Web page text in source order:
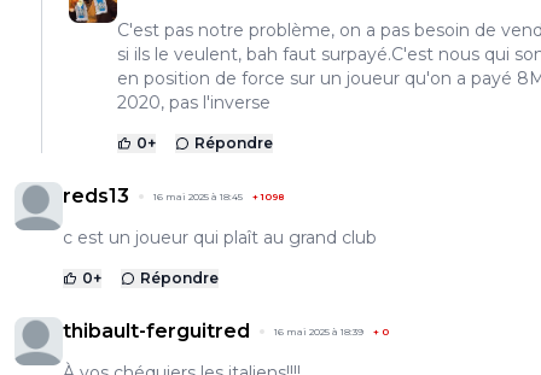
C'est pas notre problème, on a pas besoin de
si ils le veulent, bah faut surpayé.C'est nous qui
en position de force sur un joueur qu'on a payé
2020, pas l'inverse
0+ Répondre
reds13 16 mai 2025 à 18:45 +1098
c est un joueur qui plaît au grand club
0+ Répondre
thibault-ferguitred 16 mai 2025 à 18:39 + 0